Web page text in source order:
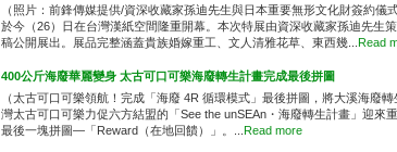
（照片：前鋒傳媒提供/資深收藏家孫迪先生與日本重要無形文化財簽約儀
於今（26）日在台灣漢紙空間隆重開幕。本次特展由資深收藏家孫迪先生
稿公開展出。展品完整涵蓋貴族婚嫁重工、文人清雅花草、東西幾... Read
400公斤海廢華麗變身 太古可口可樂海廢轉生計畫完成最後拼圖
（太古可口可樂領航！完成「海廢 4R 循環模式」最後拼圖，將大溪海廢
灣太古可口可樂力促六方結盟的「See the unSEAn・海廢轉生計畫」迎來
最後一塊拼圖—「Reward（在地回饋）」。... Read more